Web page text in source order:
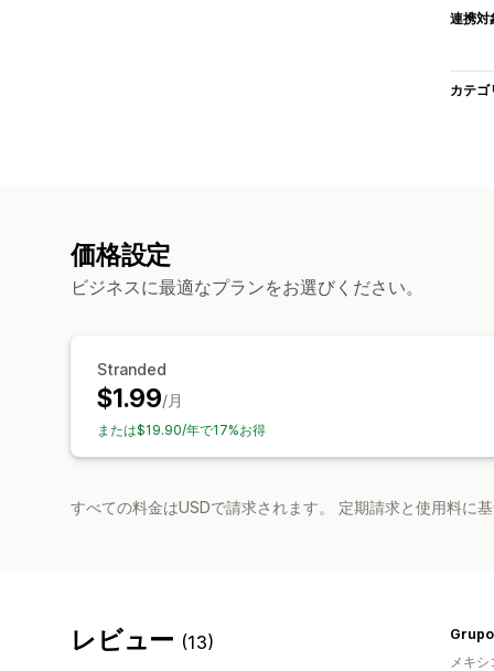
連携対
カテゴ
価格設定
ビジネスに最適なプランをお選びください。
Stranded
$1.99/月
または$19.90/年で17%お得
すべての料金はUSDで請求されます。 定期請求と使用料に
レビュー (13)
メキシ